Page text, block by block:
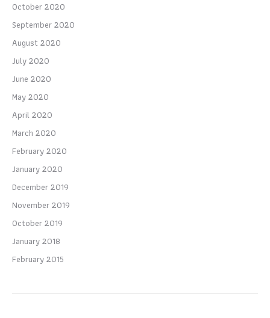
October 2020
September 2020
August 2020
July 2020
June 2020
May 2020
April 2020
March 2020
February 2020
January 2020
December 2019
November 2019
October 2019
January 2018
February 2015